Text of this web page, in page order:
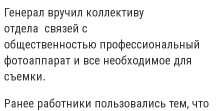
Генерал вручил коллективу
отдела связей с
общественностью профессиональный
фотоаппарат и все необходимое для
съемки.
Ранее работники пользовались тем, что